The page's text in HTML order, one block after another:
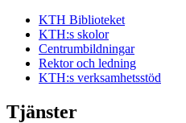
KTH Biblioteket
KTH:s skolor
Centrumbildningar
Rektor och ledning
KTH:s verksamhetsstöd
Tjänster